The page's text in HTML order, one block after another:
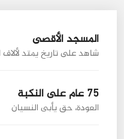
المسجد الأقصى
شاهد على تاريخ يمتد
75 عام على النكبة
العودة، حق يأبى النسيان